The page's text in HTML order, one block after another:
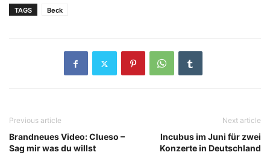
TAGS
Beck
Previous article
Brandneues Video: Clueso –
Sag mir was du willst
Next article
Incubus im Juni für zwei
Konzerte in Deutschland